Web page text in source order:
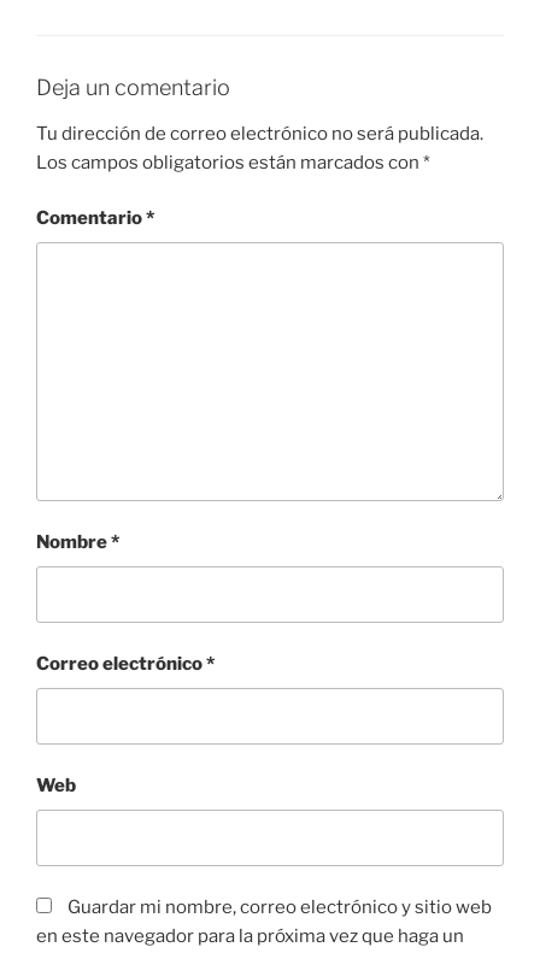
Deja un comentario
Tu dirección de correo electrónico no será publicada.
Los campos obligatorios están marcados con *
Comentario*
Nombre*
Correo electrónico*
Web
Guardar mi nombre, correo electrónico y sitio web
en este navegador para la próxima vez que haga un